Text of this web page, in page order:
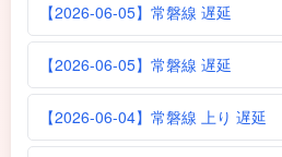
【2026-06-05】常磐線 遅延
【2026-06-05】常磐線 遅延
【2026-06-04】常磐線 上り 遅延